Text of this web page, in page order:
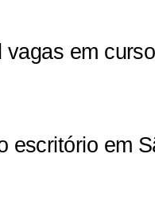
vagas em
escritório em